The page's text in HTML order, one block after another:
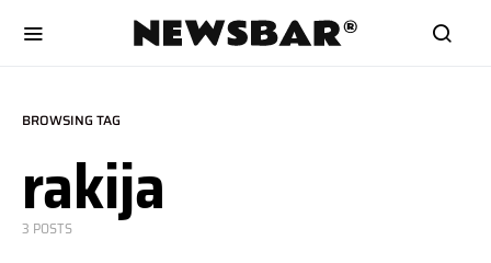
BROWSING TAG
rakija
3 POSTS